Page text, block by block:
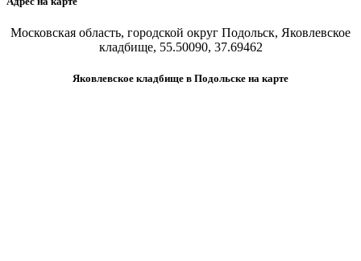
Московская область, городской округ Подольск, Яковлевское
кладбище, 55.50090, 37.69462
Яковлевское кладбище в Подольске на карте